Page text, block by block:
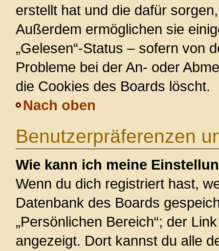
erstellt hat und die dafür
Außerdem ermöglichen sie
„Gelesen“-Status – sofern von
Probleme bei der An- oder
die Cookies des Boards löscht.
Nach oben
Benutzerpräferenzen
Wie kann ich meine
Wenn du dich registriert hast,
Datenbank des Boards
„Persönlichen Bereich“; der
angezeigt. Dort kannst du alle